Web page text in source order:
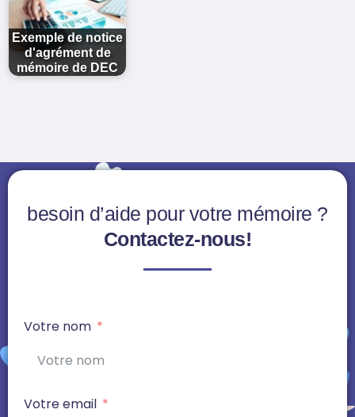
Exemple de notice
d'agrément de
mémoire de DEC
besoin d’aide pour votre mémoire ?
Contactez-nous!
Votre nom
Votre email